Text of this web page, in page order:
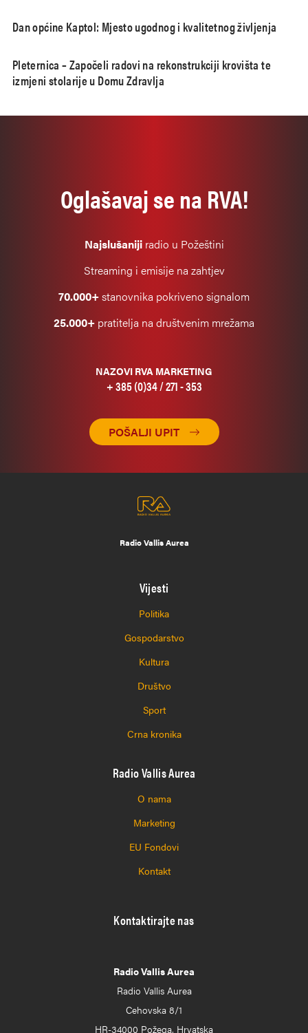
Dan općine Kaptol: Mjesto ugodnog i kvalitetnog življenja
Pleternica – Započeli radovi na rekonstrukciji krovišta te
izmjeni stolarije u Domu Zdravlja
Oglašavaj se na RVA!
Najslušanijiradio u Požeštini
Streaming i emisije na zahtjev
70.000+stanovnika pokriveno signalom
25.000+ pratitelja na društvenim mrežama
NAZOVI RVA MARKETING
+ 385 (0)34 / 271 - 353
POŠALJI UPIT
Radio Vallis Aurea
Vijesti
Politika
Gospodarstvo
Kultura
Društvo
Sport
Crna kronika
Radio Vallis Aurea
O nama
Marketing
EU Fondovi
Kontakt
Kontaktirajte nas
Radio Vallis Aurea
Radio Vallis Aurea
Cehovska 8/1
HR-34000 Požega, Hrvatska